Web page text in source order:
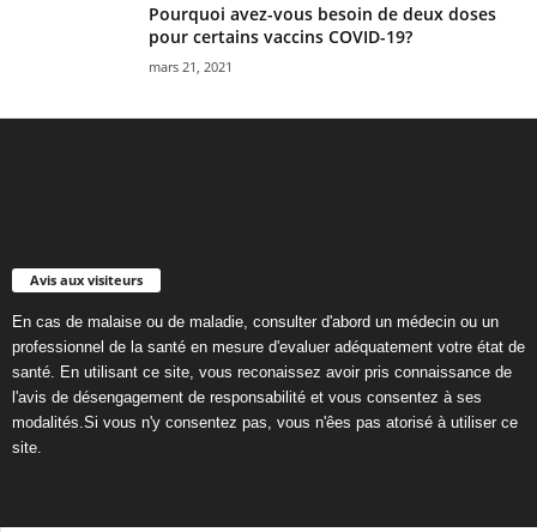
Pourquoi avez-vous besoin de deux doses
pour certains vaccins COVID-19?
mars 21, 2021
Avis aux visiteurs
En cas de malaise ou de maladie, consulter d'abord un médecin ou un
professionnel de la santé en mesure d'evaluer adéquatement votre état de
santé. En utilisant ce site, vous reconaissez avoir pris connaissance de
l'avis de désengagement de responsabilité et vous consentez à ses
modalités.Si vous n'y consentez pas, vous n'êes pas atorisé à utiliser ce
site.